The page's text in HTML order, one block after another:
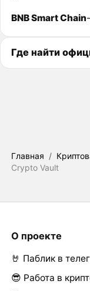
BNB Smart Chain-
Где найти
Главная /
Crypto Vault
О проекте
🤘 Паблик в
😎 Работа в